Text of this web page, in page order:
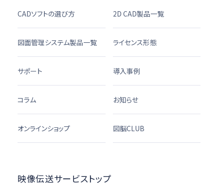
CADソフトの選び方 2D CAD製品一覧
図面管理システム製品一覧 ライセンス形態
サポート 導入事例
コラム お知らせ
オンラインショップ 図脳CLUB
映像伝送サービストップ